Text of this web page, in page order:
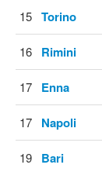
15 Torino
16 Rimini
17 Enna
17 Napoli
19 Bari